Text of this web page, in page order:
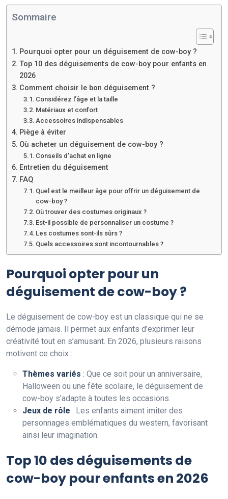
Sommaire
Pourquoi opter pour un déguisement de cow-boy ?
Top 10 des déguisements de cow-boy pour enfants en
2026
Comment choisir le bon déguisement ?
Considérez l’âge et la taille
Matériaux et confort
Accessoires indispensables
Piège à éviter
Où acheter un déguisement de cow-boy ?
Conseils d’achat en ligne
Entretien du déguisement
FAQ
Quel est le meilleur âge pour offrir un déguisement de
cow-boy ?
Où trouver des costumes originaux ?
Est-il possible de personnaliser un costume ?
Les costumes sont-ils sûrs ?
Quels accessoires sont incontournables ?
Pourquoi opter pour un
déguisement de cow-boy ?
Le déguisement de cow-boy est un classique qui ne se
démode jamais. Il permet aux enfants d’exprimer leur
créativité tout en s’amusant. En 2026, plusieurs raisons
motivent ce choix :
Thèmes variés : Que ce soit pour un anniversaire,
Halloween ou une fête scolaire, le déguisement de
cow-boy s’adapte à toutes les occasions.
Jeux de rôle : Les enfants aiment imiter des
personnages emblématiques du western, favorisant
ainsi leur imagination.
Top 10 des déguisements de
cow-boy pour enfants en 2026